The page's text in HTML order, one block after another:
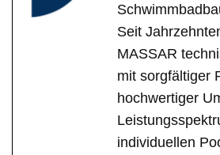
Seit
MASSAR
mit sorgfältiger
hochwertiger
individuellen